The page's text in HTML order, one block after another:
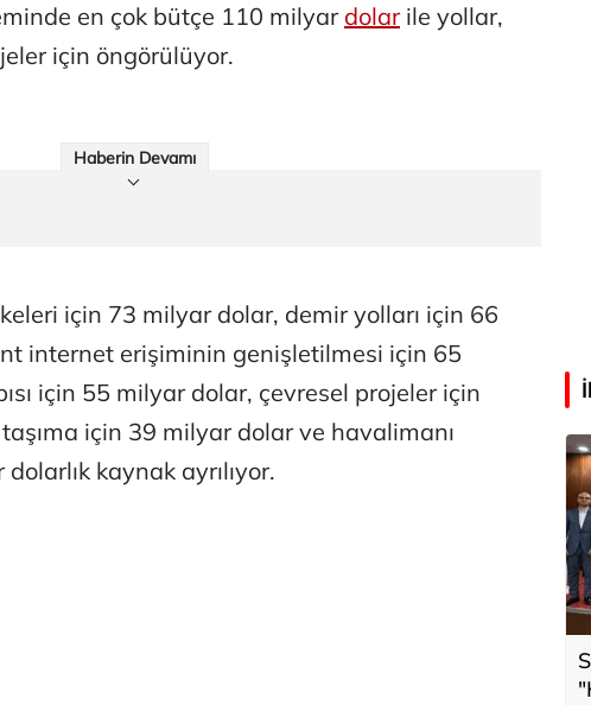
en çok bütçe 110 milyar dolarile yollar,
için öngörülüyor.
Haberin Devamı
için 73 milyar dolar, demir yolları için 66
internet erişiminin genişletilmesi için 65
için 55 milyar dolar, çevresel projeler için
için 39 milyar dolar ve havalimanı
kaynak ayrılıyor.